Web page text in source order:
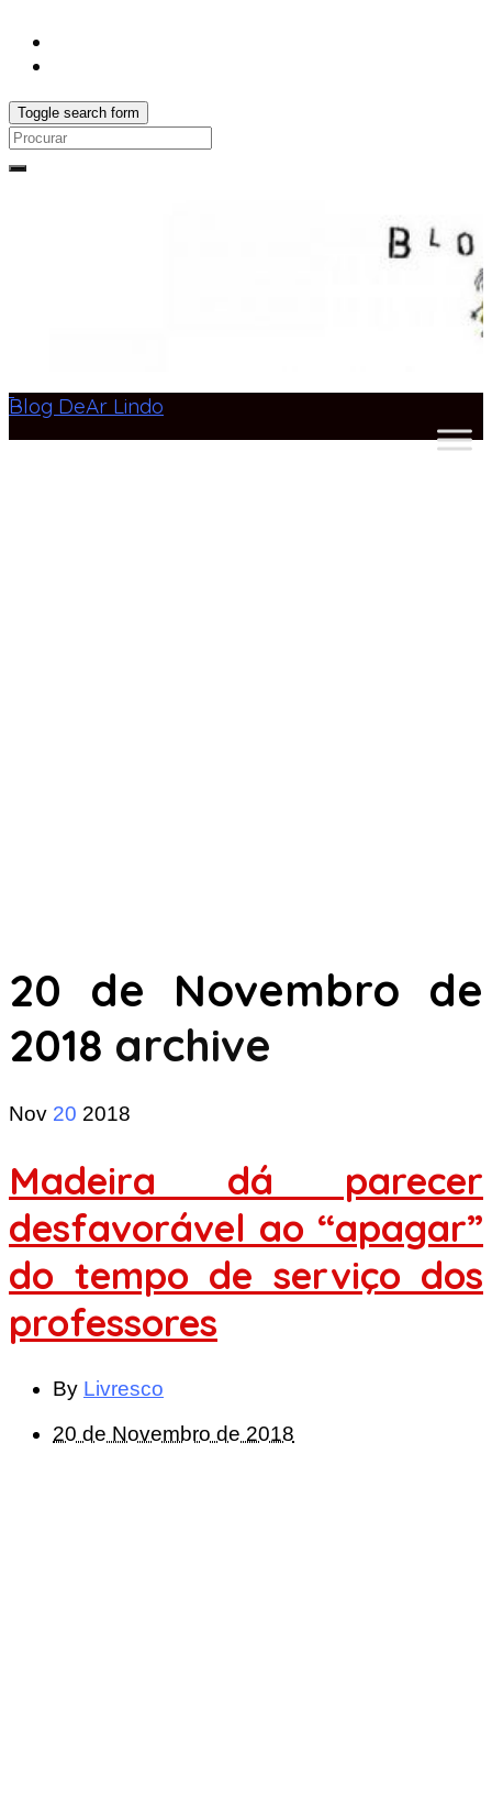
Toggle search form
Search
Blog DeAr Lindo
20 de Novembro de
2018 archive
Nov 20 2018
Madeira dá parecer
desfavorável ao “apagar”
do tempo de serviço dos
professores
By Livresco
20 de Novembro de 2018